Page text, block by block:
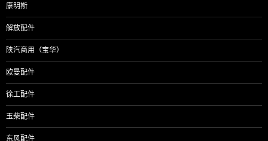
康明斯
解放配件
陕汽商用（宝华）
欧曼配件
徐工配件
玉柴配件
东风配件